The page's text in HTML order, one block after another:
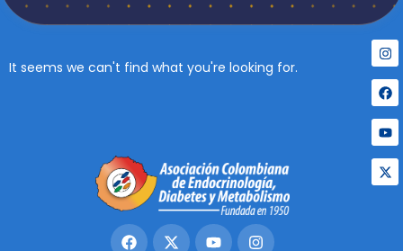
It seems we can't find what you're looking for.